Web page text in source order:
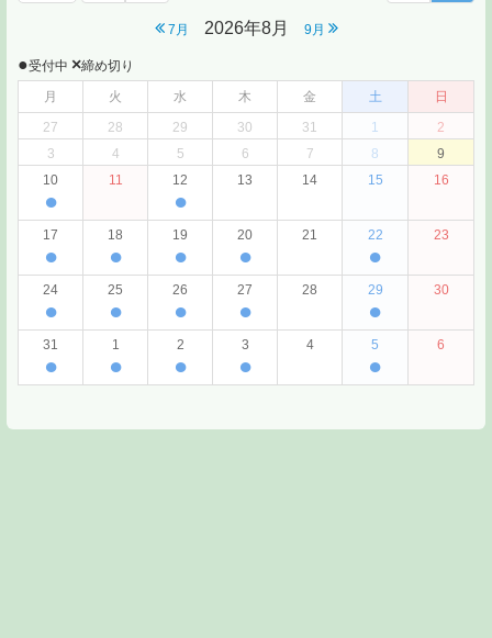
7月 2026年8月 9月
●受付中 ×締め切り
月
火 水 木 金 土
日
27
28 29 30 31 1
2
3
4 5 6 7 8
9
10
●
11 12
●
13 14 15 16
17
●
18
●
19
●
20
●
21 22
●
23
24
●
25
●
26
●
27
●
28 29
●
30
31
●
1
●
2
●
3
●
4 5
●
6